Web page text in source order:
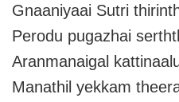
Gnaaniyaai Sutri
Perodu pugazhai
Aranmanaigal
Manathil yekkam